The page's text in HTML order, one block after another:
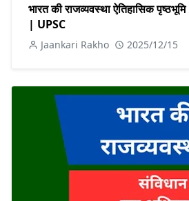
भारत की राजव्यवस्था ऐतिहासिक
| UPSC
Jaankari Rakho 2025/12/15